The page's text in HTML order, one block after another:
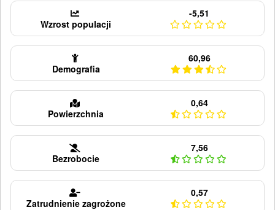
Wzrost populacji
-5,51
Demografia
60,96
Powierzchnia
0,64
Bezrobocie
7,56
Zatrudnienie zagrożone
0,57